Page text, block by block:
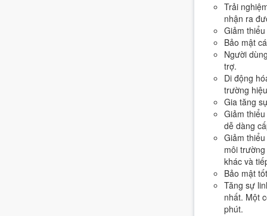
Trải
nhận ra
Giảm
Bảo mật
Người
trợ.
Di động
trường
Gia tăng
Giảm
dễ dàng
Giảm
môi
khác và
Bảo mật
Tăng sự
nhất. Một
phút.